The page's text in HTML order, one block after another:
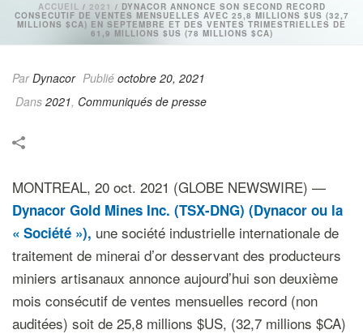
ACCUEIL / 2021 / DYNACOR ANNONCE SON SECOND RECORD
CONSECUTIF DE VENTES MENSUELLES AVEC 25,8 MILLIONS $US (32,7
MILLIONS $CA) EN SEPTEMBRE ET DES VENTES TRIMESTRIELLES DE
61,9 MILLIONS $US (78 MILLIONS $CA)
ParDynacor Publié octobre 20, 2021
Dans 2021, Communiqués de presse
MONTREAL, 20 oct. 2021 (GLOBE NEWSWIRE) —
Dynacor Gold Mines Inc. (TSX-DNG) (Dynacor ou la
« Société »), une société industrielle internationale de
traitement de minerai d’or desservant des producteurs
miniers artisanaux annonce aujourd’hui son deuxième
mois consécutif de ventes mensuelles record (non
auditées) soit de 25,8 millions $US, (32,7 millions $CA)